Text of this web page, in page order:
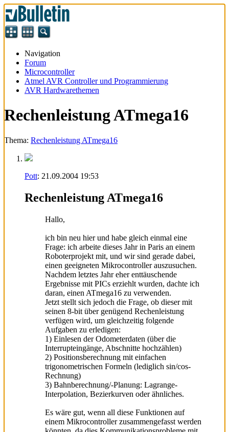
Navigation
Forum
Microcontroller
Atmel AVR Controller und Programmierung
AVR Hardwarethemen
Rechenleistung ATmega16
Thema: Rechenleistung ATmega16
Pott: 21.09.2004 19:53
Rechenleistung ATmega16
Hallo,
ich bin neu hier und habe gleich einmal eine
Frage: ich arbeite dieses Jahr in Paris an einem
Roboterprojekt mit, und wir sind gerade dabei,
einen geeigneten Mikrocontroller auszusuchen.
Nachdem letztes Jahr eher enttäuschende
Ergebnisse mit PICs erziehlt wurden, dachte ich
daran, einen ATmega16 zu verwenden.
Jetzt stellt sich jedoch die Frage, ob dieser mit
seinen 8-bit über genügend Rechenleistung
verfügen wird, um gleichzeitig folgende
Aufgaben zu erledigen:
1) Einlesen der Odometerdaten (über die
Interrupteingänge, Abschnitte hochzählen)
2) Positionsberechnung mit einfachen
trigonometrischen Formeln (lediglich sin/cos-
Rechnung)
3) Bahnberechnung/-Planung: Lagrange-
Interpolation, Bezierkurven oder ähnliches.
Es wäre gut, wenn all diese Funktionen auf
einem Mikrocontroller zusammengefasst werden